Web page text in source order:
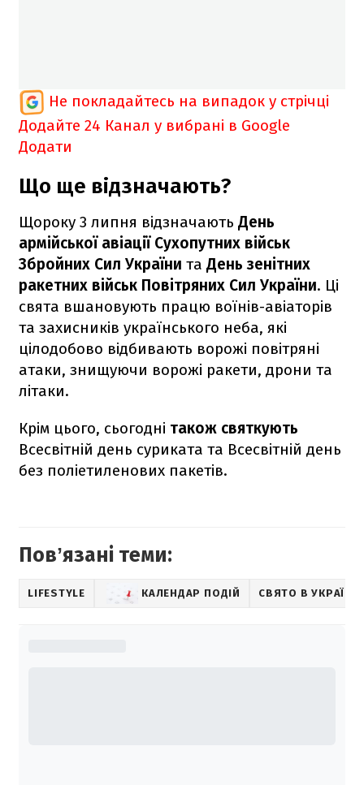
Не покладайтесь на випадок у стрічці
Додайте 24 Канал у вибрані в Google
Додати
Що ще відзначають?
Щороку 3 липня відзначають День
армійської авіації Сухопутних військ
Збройних Сил України та День зенітних
ракетних військ Повітряних Сил України. Ці
свята вшановують працю воїнів-авіаторів
та захисників українського неба, які
цілодобово відбивають ворожі повітряні
атаки, знищуючи ворожі ракети, дрони та
літаки.
Крім цього, сьогодні також святкують
Всесвітній день суриката та Всесвітній день
без поліетиленових пакетів.
Повʼязані теми:
LIFESTYLE КАЛЕНДАР ПОДІЙ СВЯТО В УКРАЇНІ